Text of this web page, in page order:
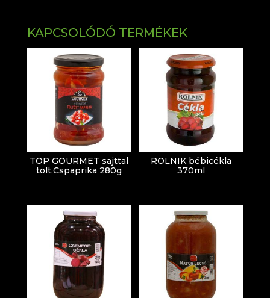
KAPCSOLÓDÓ TERMÉKEK
TOP GOURMET sajttal
tölt.Cspaprika 280g
ROLNIK bébicékla
370ml